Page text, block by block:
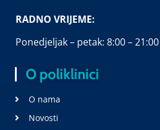
RADNO VRIJEME:
Ponedjeljak – petak: 8:00 – 21:00
O poliklinici
O nama
Novosti